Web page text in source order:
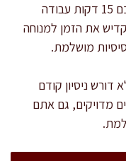
זמן ההכנה הכולל הוא כ-50 דקות, מתוכם 15 דקות עבודה
את הזמן למנוחה
מושלמת.
ניסיון קודם
מדויקים, גם אתם